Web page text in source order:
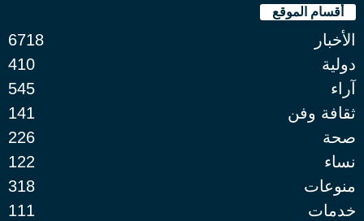
أقسام الموقع
الأخبار
6718
دولية
410
آراء
545
ثقافة وفن
141
صحة
226
نساء
122
منوعات
318
خدمات
111